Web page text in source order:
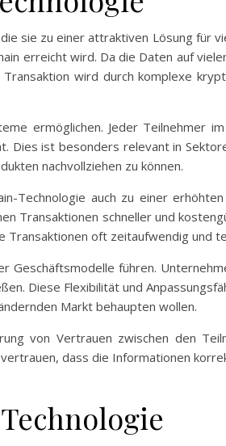
sie zu einer attraktiven Lösung für
erreicht wird. Da die Daten auf
wird durch komplexe
ermöglichen. Jeder Teilnehmer
Dies ist besonders relevant in
nachvollziehen zu können.
Technologie auch zu einer
Transaktionen schneller und
Transaktionen oft zeitaufwendig und
Geschäftsmodelle führen.
Diese Flexibilität und
Markt behaupten wollen.
von Vertrauen zwischen den
dass die Informationen